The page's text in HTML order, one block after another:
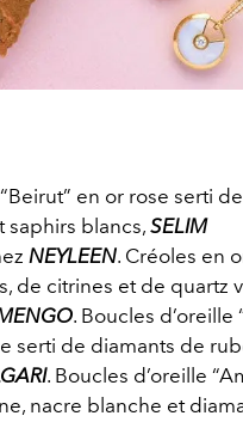
en or rose serti de
saphirs blancs, SELIM
NEYLEEN. Créoles en
de citrines et de quartz
. Boucles d’oreille
serti de diamants de
. Boucles d’oreille
nacre blanche et